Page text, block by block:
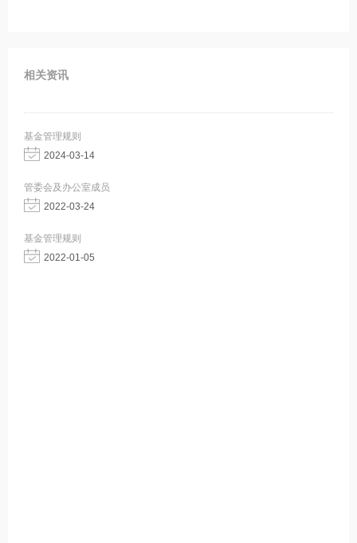
相关资讯
基金管理规则
2024-03-14
管委会及办公室成员
2022-03-24
基金管理规则
2022-01-05